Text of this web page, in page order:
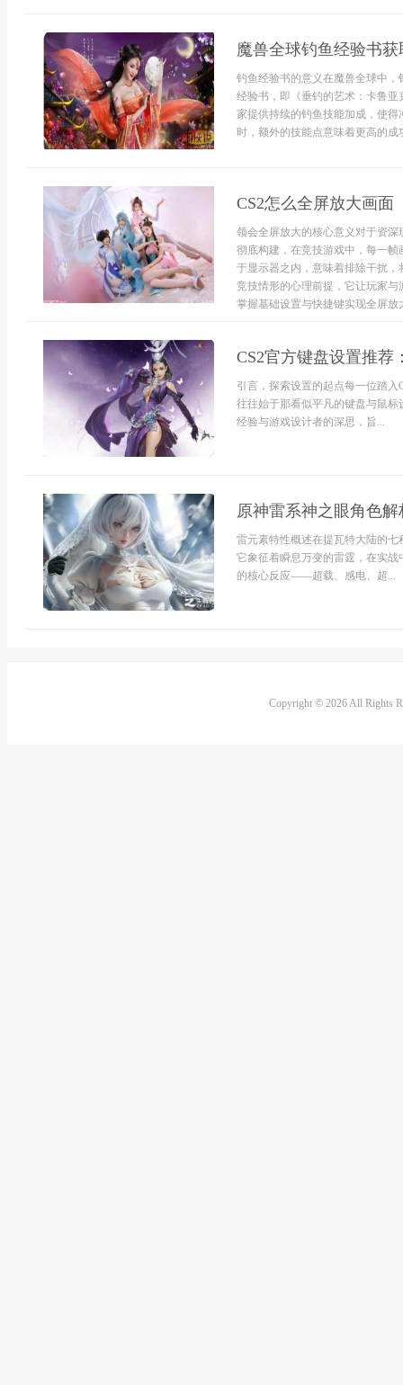
魔兽全球钓鱼经验书获
钓鱼经验书的意义在魔兽全球中
经验书，即《垂钓的艺术：卡鲁
家提供持续的钓鱼技能加成，使
时，额外的技能点意味着更高的
CS2怎么全屏放大画面
领会全屏放大的核心意义对于资
彻底构建，在竞技游戏中，每一
于显示器之内，意味着排除干扰
竞技情形的心理前提，它让玩家
掌握基础设置与快捷键实现全屏
CS2官方键盘设置推荐
引言，探索设置的起点每一位踏
往往始于那看似平凡的键盘与鼠
经验与游戏设计者的深思，旨...
原神雷系神之眼角色解
雷元素特性概述在提瓦特大陆的
它象征着瞬息万变的雷霆，在实战
的核心反应——超载、感电、超...
Copyright © 2026 All Rights